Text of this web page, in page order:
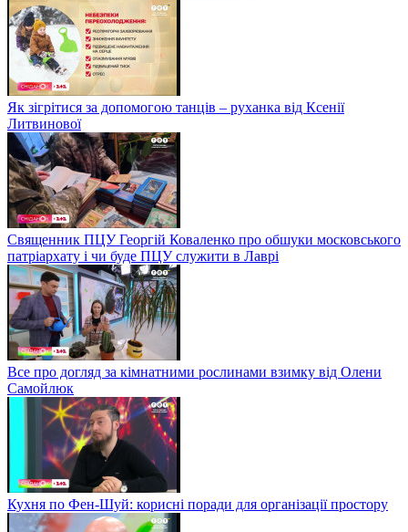
Як зігрітися за допомогою танців – руханка від Ксенії
Литвинової
Священник ПЦУ Георгій Коваленко про обшуки московського
патріархату і чи буде ПЦУ служити в Лаврі
Все про догляд за кімнатними рослинами взимку від Олени
Самойлюк
Кухня по Фен-Шуй: корисні поради для організації простору